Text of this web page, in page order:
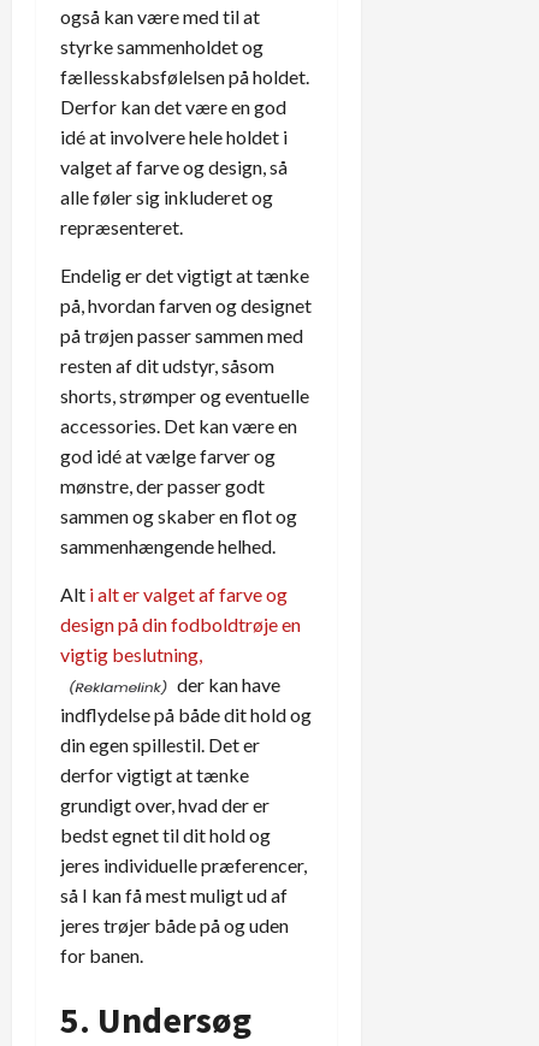
også kan være med til at
styrke sammenholdet og
fællesskabsfølelsen på holdet.
Derfor kan det være en god
idé at involvere hele holdet i
valget af farve og design, så
alle føler sig inkluderet og
repræsenteret.
Endelig er det vigtigt at tænke
på, hvordan farven og designet
på trøjen passer sammen med
resten af dit udstyr, såsom
shorts, strømper og eventuelle
accessories. Det kan være en
god idé at vælge farver og
mønstre, der passer godt
sammen og skaber en flot og
sammenhængende helhed.
Alt i alt er valget af farve og
design på din fodboldtrøje en
vigtig beslutning,
der kan have
indflydelse på både dit hold og
din egen spillestil. Det er
derfor vigtigt at tænke
grundigt over, hvad der er
bedst egnet til dit hold og
jeres individuelle præferencer,
så I kan få mest muligt ud af
jeres trøjer både på og uden
for banen.
5. Undersøg